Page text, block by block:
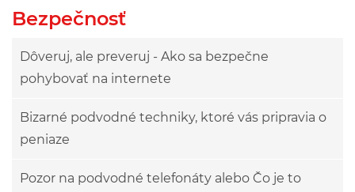
Bezpečnosť
Dôveruj, ale preveruj - Ako sa bezpečne
pohybovať na internete
Bizarné podvodné techniky, ktoré vás pripravia o
peniaze
Pozor na podvodné telefonáty alebo Čo je to